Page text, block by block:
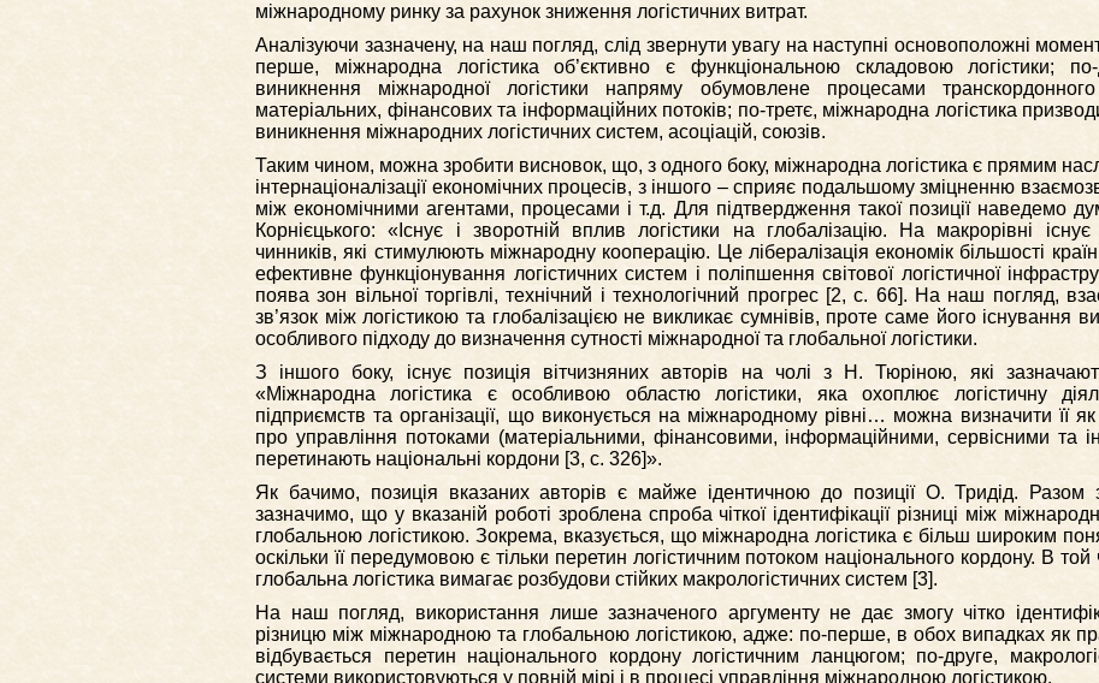
міжнародному ринку за рахунок зниження логістичних витрат.
Аналізуючи зазначену, на наш погляд, слід звернути увагу на наступні основоположні
перше, міжнародна логістика об’єктивно є функціональною складовою логістики; по-
виникнення міжнародної логістики напряму обумовлене процесами
матеріальних, фінансових та інформаційних потоків; по-третє, міжнародна логістика
виникнення міжнародних логістичних систем, асоціацій, союзів.
Таким чином, можна зробити висновок, що, з одного боку, міжнародна логістика є прямим
інтернаціоналізації економічних процесів, з іншого – сприяє подальшому зміцненню
між економічними агентами, процесами і т.д. Для підтвердження такої позиції наведемо
Корнієцького: «Існує і зворотній вплив логістики на глобалізацію. На макрорівні існує
чинників, які стимулюють міжнародну кооперацію. Це лібералізація економік більшості країн
ефективне функціонування логістичних систем і поліпшення світової логістичної
поява зон вільної торгівлі, технічний і технологічний прогрес [2, c. 66]. На наш погляд,
зв’язок між логістикою та глобалізацією не викликає сумнівів, проте саме його існування
особливого підходу до визначення сутності міжнародної та глобальної логістики.
З іншого боку, існує позиція вітчизняних авторів на чолі з Н. Тюріною, які
«Міжнародна логістика є особливою областю логістики, яка охоплює логістичну
підприємств та організації, що виконується на міжнародному рівні… можна визначити її
про управління потоками (матеріальними, фінансовими, інформаційними, сервісними та
перетинають національні кордони [3, с. 326]».
Як бачимо, позиція вказаних авторів є майже ідентичною до позиції О. Тридід. Разом
зазначимо, що у вказаній роботі зроблена спроба чіткої ідентифікації різниці між
глобальною логістикою. Зокрема, вказується, що міжнародна логістика є більш широким
оскільки її передумовою є тільки перетин логістичним потоком національного кордону. В той
глобальна логістика вимагає розбудови стійких макрологістичних систем [3].
На наш погляд, використання лише зазначеного аргументу не дає змогу чітко
різницю між міжнародною та глобальною логістикою, адже: по-перше, в обох випадках як
відбувається перетин національного кордону логістичним ланцюгом; по-друге,
системи використовуються у повній мірі і в процесі управління міжнародною логістикою.